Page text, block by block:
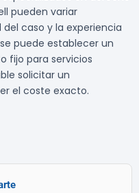
pueden variar
caso y la experiencia
puede establecer un
fijo para servicios
solicitar un
el coste exacto.